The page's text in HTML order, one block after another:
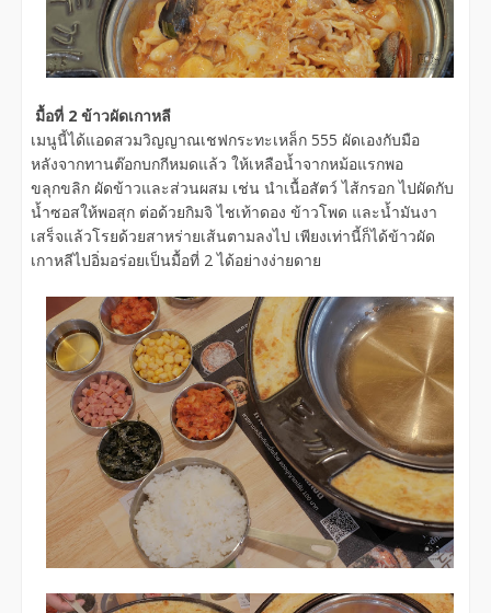
มื้อที่ 2 ข้าวผัดเกาหลี
เมนูนี้ได้แอดสวมวิญญาณเชฟกระทะเหล็ก 555 ผัดเองกับมือ
หลังจากทานต๊อกบกกีหมดแล้ว ให้เหลือน้ำจากหม้อแรกพอ
ขลุกขลิก ผัดข้าวและส่วนผสม เช่น นำเนื้อสัตว์ ไส้กรอก ไปผัดกับ
น้ำซอสให้พอสุก ต่อด้วยกิมจิ ไชเท้าดอง ข้าวโพด และน้ำมันงา
เสร็จแล้วโรยด้วยสาหร่ายเส้นตามลงไป เพียงเท่านี้ก็ได้ข้าวผัด
เกาหลีไปอิ่มอร่อยเป็นมื้อที่ 2 ได้อย่างง่ายดาย